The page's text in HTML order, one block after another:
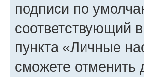
подписи по
соответствующий
пункта «Личные
сможете отменить